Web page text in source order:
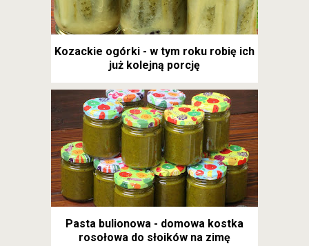
Kozackie ogórki - w tym roku robię ich
już kolejną porcję
Pasta bulionowa - domowa kostka
rosołowa do słoików na zimę